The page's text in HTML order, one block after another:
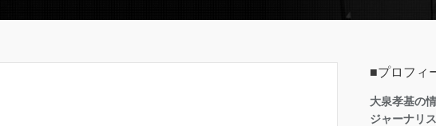
■プロフィ
大泉孝基の
ジャーナリ